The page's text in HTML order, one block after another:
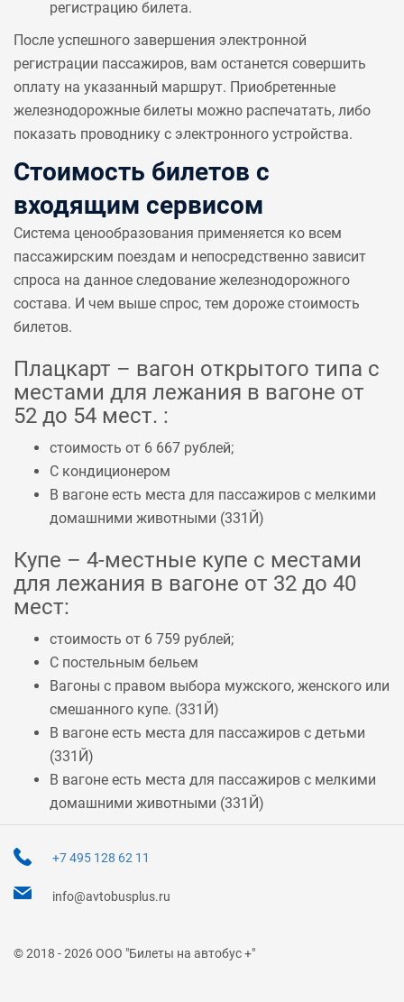
регистрацию билета.
После успешного завершения электронной
регистрации пассажиров, вам останется совершить
оплату на указанный маршрут. Приобретенные
железнодорожные билеты можно распечатать, либо
показать проводнику с электронного устройства.
Стоимость билетов с
входящим сервисом
Система ценообразования применяется ко всем
пассажирским поездам и непосредственно зависит
спроса на данное следование железнодорожного
состава. И чем выше спрос, тем дороже стоимость
билетов.
Плацкарт – вагон открытого типа с
местами для лежания в вагоне от
52 до 54 мест. :
стоимость от 6 667 рублей;
С кондиционером
В вагоне есть места для пассажиров с мелкими
домашними животными (331Й)
Купе – 4-местные купе с местами
для лежания в вагоне от 32 до 40
мест:
стоимость от 6 759 рублей;
С постельным бельем
Вагоны с правом выбора мужского, женского или
смешанного купе. (331Й)
В вагоне есть места для пассажиров с детьми
(331Й)
В вагоне есть места для пассажиров с мелкими
домашними животными (331Й)
+7 495 128 62 11
info@avtobusplus.ru
© 2018 - 2026 ООО "Билеты на автобус +"